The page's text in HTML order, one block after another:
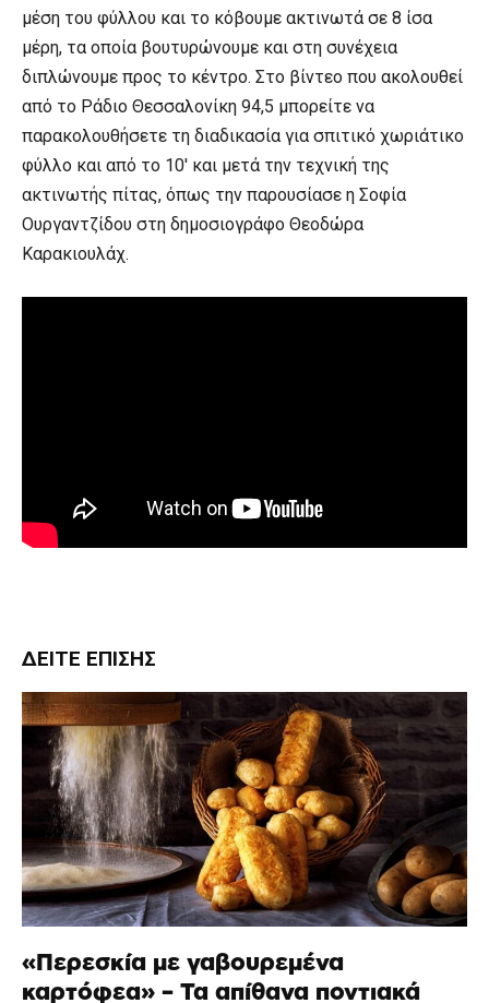
μέση του φύλλου και το κόβουμε ακτινωτά σε 8 ίσα
μέρη, τα οποία βουτυρώνουμε και στη συνέχεια
διπλώνουμε προς το κέντρο. Στο βίντεο που ακολουθεί
από το Ράδιο Θεσσαλονίκη 94,5 μπορείτε να
παρακολουθήσετε τη διαδικασία για σπιτικό χωριάτικο
φύλλο και από το 10′ και μετά την τεχνική της
ακτινωτής πίτας, όπως την παρουσίασε η Σοφία
Ουργαντζίδου στη δημοσιογράφο Θεοδώρα
Καρακιουλάχ.
ΔΕΊΤΕ ΕΠΊΣΗΣ
«Περεσκία με γαβουρεμένα
καρτόφεα» – Τα απίθανα ποντιακά